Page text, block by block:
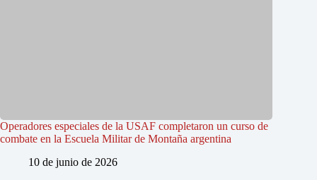
Operadores especiales de la USAF completaron un curso de
combate en la Escuela Militar de Montaña argentina
10 de junio de 2026